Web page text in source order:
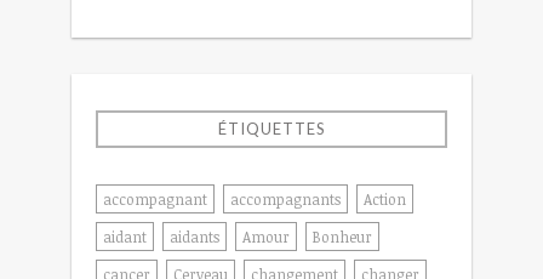
ÉTIQUETTES
accompagnant accompagnants
Action
aidant
aidants Amour
Bonheur
cancer
Cerveau changement
changer